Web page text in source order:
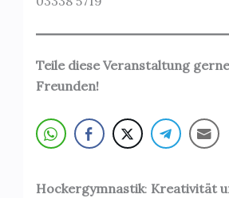
Teile diese Veranstaltung
Freunden!
Hockergymnastik: Kreativität